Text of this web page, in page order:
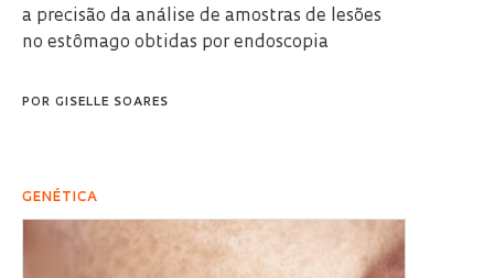
a precisão da análise de amostras de lesões
no estômago obtidas por endoscopia
POR GISELLE SOARES
GENÉTICA